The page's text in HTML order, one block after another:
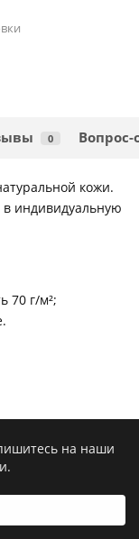
0 Вопрос-
кожи.
в индивидуальную
70 г/м²;
на наши